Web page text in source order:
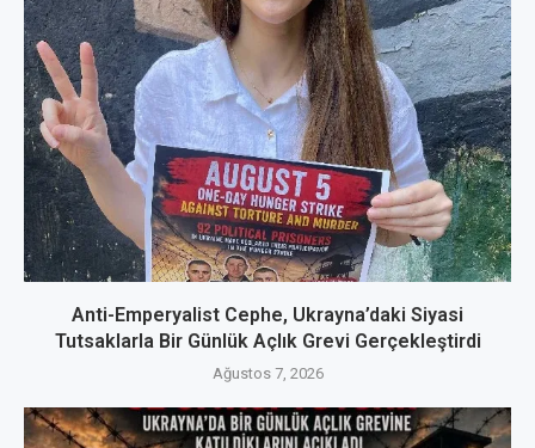
Anti-Emperyalist Cephe, Ukrayna’daki Siyasi
Tutsaklarla Bir Günlük Açlık Grevi Gerçekleştirdi
Ağustos 7, 2026